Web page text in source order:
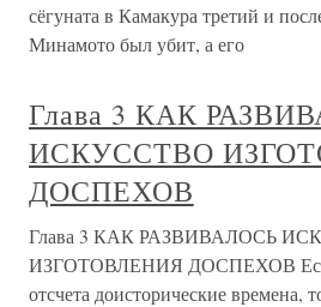
сёгуната в Камакура третий и
Минамото был убит, а его
Глава 3 КАК
ИСКУССТВО
ДОСПЕХОВ
Глава 3 КАК РАЗВИВАЛОСЬ
ИЗГОТОВЛЕНИЯ ДОСПЕХОВ Если
отсчета доисторические времена,